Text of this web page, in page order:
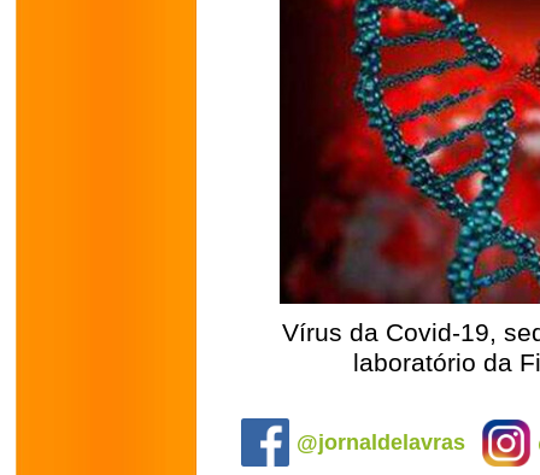
Vírus da Covid-19,
laboratório da
@jornaldelavras